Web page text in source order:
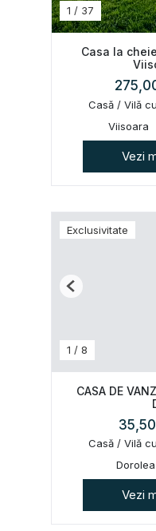
1 / 37
Casa la
Casă / Vilă
Viisoara
Vezi
Exclusivitate
1 / 8
Previous
CASA DE
Casă / Vilă
Dorolea
Vezi